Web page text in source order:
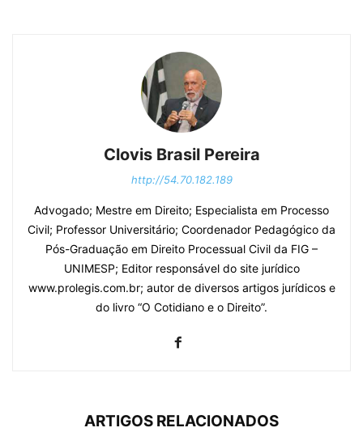
Clovis Brasil Pereira
http://54.70.182.189
Advogado; Mestre em Direito; Especialista em Processo
Civil; Professor Universitário; Coordenador Pedagógico da
Pós-Graduação em Direito Processual Civil da FIG –
UNIMESP; Editor responsável do site jurídico
www.prolegis.com.br; autor de diversos artigos jurídicos e
do livro “O Cotidiano e o Direito”.
ARTIGOS RELACIONADOS